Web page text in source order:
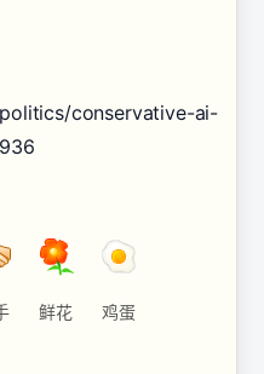
conservative-ai-
鲜花 鸡蛋